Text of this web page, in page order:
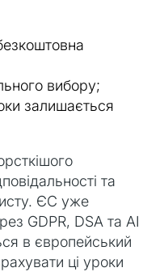
вибору;
залишається
та
ЄС уже
GDPR, DSA та AI
в європейський
ці уроки